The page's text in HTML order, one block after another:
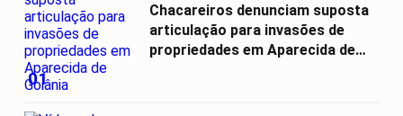
01
Chacareiros denunciam suposta
articulação para invasões de
propriedades em Aparecida de